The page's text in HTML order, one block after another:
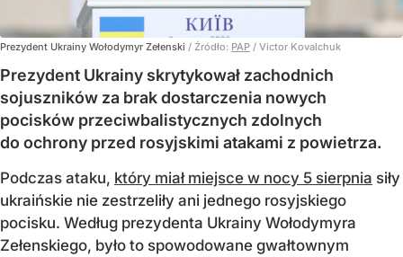
Prezydent Ukrainy Wołodymyr Zełenski / Źródło: PAP / Victor Kovalchuk
Prezydent Ukrainy skrytykował zachodnich
sojuszników za brak dostarczenia nowych
pocisków przeciwbalistycznych zdolnych
do ochrony przed rosyjskimi atakami z powietrza.
Podczas ataku, który miał miejsce w nocy 5 sierpnia siły
ukraińskie nie zestrzeliły ani jednego rosyjskiego
pocisku. Według prezydenta Ukrainy Wołodymyra
Zełenskiego, było to spowodowane gwałtownym